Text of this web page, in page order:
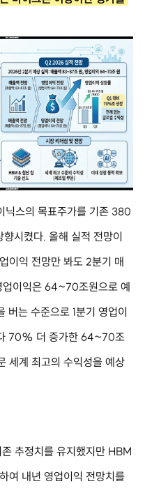
닉스의 목표주가를 기존 380
시켰다. 올해 실적 전망이
이익 전망만 봐도 2분기 매
이익은 64~70조원으로 예
버는 수준으로 1분기 영업이
70% 더 증가한 64~70조
세계 최고의 수익성을 예상
추정치를 유지했지만 HBM
여 내년 영업이익 전망치를